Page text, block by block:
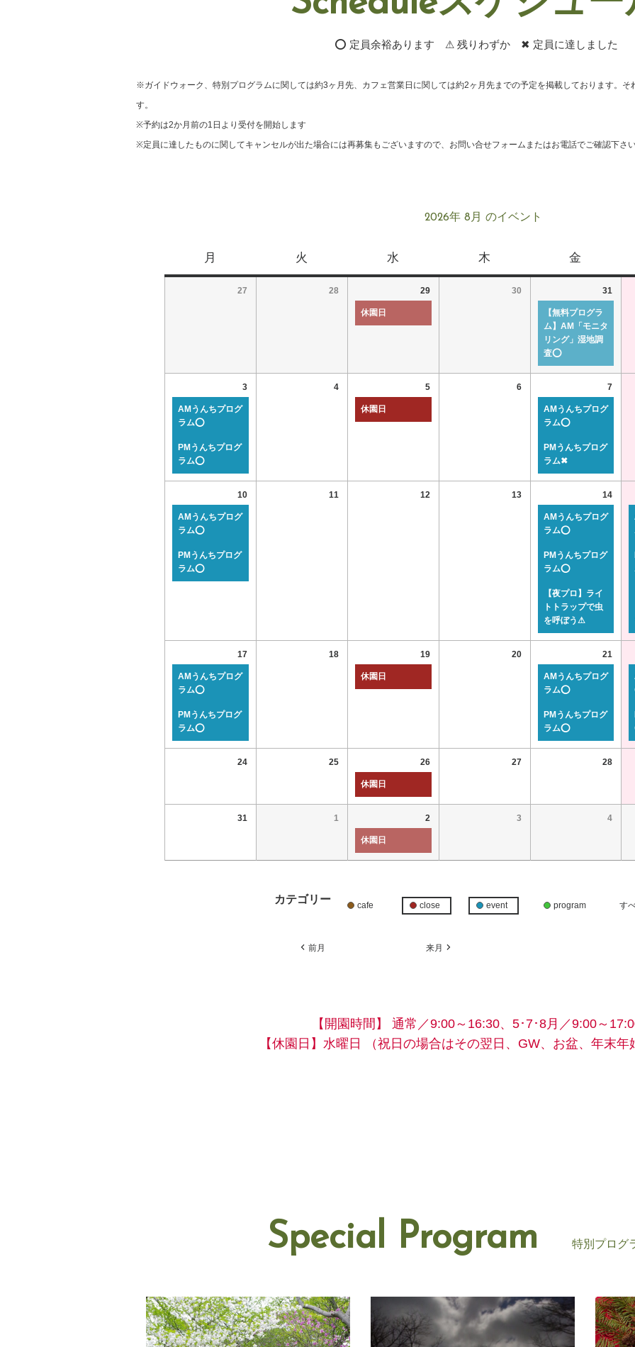
⭕ 定員余裕あります ⚠ 残りわずか ✖ 定員に達しました
※ガイドウォーク、特別プログラムに関しては約3ヶ月先、カフェ営業日に関しては約2ヶ月先までの予定を掲載しております。そ
す。
※予約は2か月前の1日より受付を開始します
※定員に達したものに関してキャンセルが出た場合には再募集もございますので、お問い合せフォームまたはお電話でご確認下さい
2026年 8月 のイベント
月 火 水 木 金
27 28 29
休園日
30 31
【無料プログラ
ム】AM「モニタ
リング」湿地調
査⭕
3
AMうんちプログ
ラム⭕
PMうんちプログ
ラム⭕
4 5
休園日
6 7
AMうんちプログ
ラム⭕
PMうんちプログ
ラム✖
10
AMうんちプログ
ラム⭕
PMうんちプログ
ラム⭕
11 12 13 14
AMうんちプログ
ラム⭕
PMうんちプログ
ラム⭕
【夜プロ】ライ
トトラップで虫
を呼ぼう⚠
17
AMうんちプログ
ラム⭕
PMうんちプログ
ラム⭕
18 19
休園日
20 21
AMうんちプログ
ラム⭕
PMうんちプログ
ラム⭕
24 25 26
休園日
27 28
31 1 2
休園日
3 4
カテゴリー cafe close event program す
前月 来月
【開園時間】
通常／9:00～16:30、5･7･8月／9:00～
【休園日】水曜日
（祝日の場合はその翌日、GW、お盆、年末年
Special Program 特別プログ